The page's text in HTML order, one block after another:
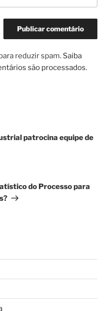
reduzir spam. Saiba
são processados.
patrocina equipe de
do Processo para